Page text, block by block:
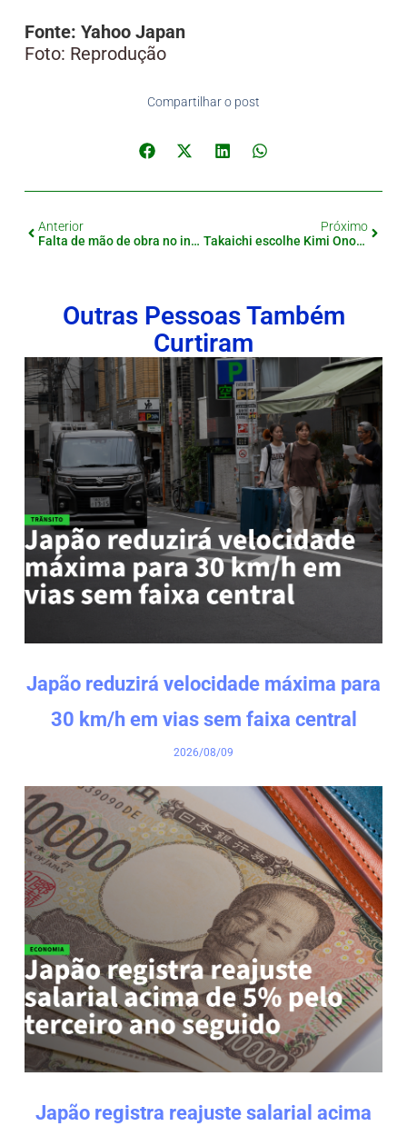
Fonte: Yahoo Japan
Foto: Reprodução
Compartilhar o post
Anterior
Falta de mão de obra no inverno leva Hokkaido a apostar em estrangeiros: decisão gera debate nacional
Próximo
Takaichi escolhe Kimi Onoda para liderar políticas sobre estrangeiros — segurança ou rigidez?
Outras Pessoas Também
Curtiram
Japão reduzirá velocidade máxima para
30 km/h em vias sem faixa central
2026/08/09
Japão registra reajuste salarial acima